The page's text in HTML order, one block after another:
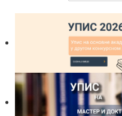
Уметност
Студенти
Међународна